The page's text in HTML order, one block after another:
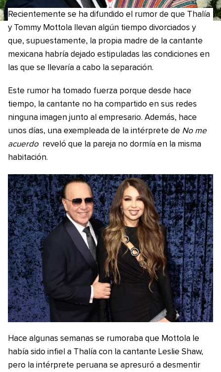
Recientemente se ha difundido el rumor de que Thalía
y Tommy Mottola llevan algún tiempo divorciados y
que, supuestamente, la propia madre de la cantante
mexicana habría dejado estipuladas las condiciones en
las que se llevaría a cabo la separación.
Este rumor ha tomado fuerza porque desde hace
tiempo, la cantante no ha compartido en sus redes
ninguna imagen junto al empresario. Además, hace
unos días, una exempleada de la intérprete de No me
acuerdo reveló que la pareja no dormía en la misma
habitación.
Hace algunas semanas se rumoraba que Mottola le
había sido infiel a Thalía con la cantante Leslie Shaw,
pero la intérprete peruana se apresuró a desmentir